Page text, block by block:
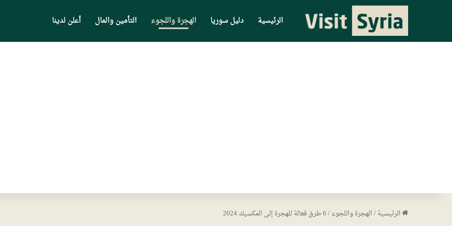
الرئيسية دليل سوريا الهجرة واللجوء التأمين والمال أعلن لدينا
الرئيسية/الهجرة واللجوء/6 طرق فعالة للهجرة إلى المكسيك 2024